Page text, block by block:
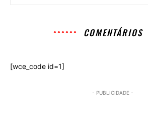
COMENTÁRIOS
[wce_code id=1]
- PUBLICIDADE -